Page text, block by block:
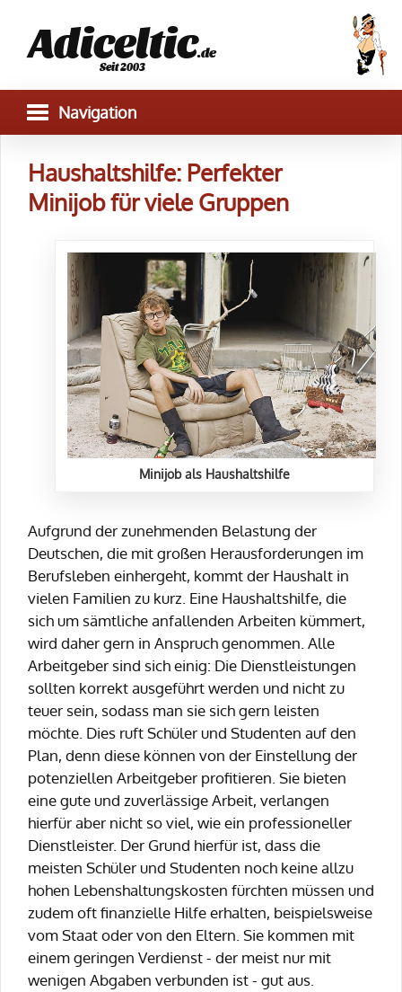
Adiceltic.de
Seit 2003
Haushaltshilfe: Perfekter
Minijob für viele Gruppen
Minijob als Haushaltshilfe
Aufgrund der zunehmenden Belastung der
Deutschen, die mit großen Herausforderungen im
Berufsleben einhergeht, kommt der Haushalt in
vielen Familien zu kurz. Eine Haushaltshilfe, die
sich um sämtliche anfallenden Arbeiten kümmert,
wird daher gern in Anspruch genommen. Alle
Arbeitgeber sind sich einig: Die Dienstleistungen
sollten korrekt ausgeführt werden und nicht zu
teuer sein, sodass man sie sich gern leisten
möchte. Dies ruft Schüler und Studenten auf den
Plan, denn diese können von der Einstellung der
potenziellen Arbeitgeber profitieren. Sie bieten
eine gute und zuverlässige Arbeit, verlangen
hierfür aber nicht so viel, wie ein professioneller
Dienstleister. Der Grund hierfür ist, dass die
meisten Schüler und Studenten noch keine allzu
hohen Lebenshaltungskosten fürchten müssen und
zudem oft finanzielle Hilfe erhalten, beispielsweise
vom Staat oder von den Eltern. Sie kommen mit
einem geringen Verdienst - der meist nur mit
wenigen Abgaben verbunden ist - gut aus.